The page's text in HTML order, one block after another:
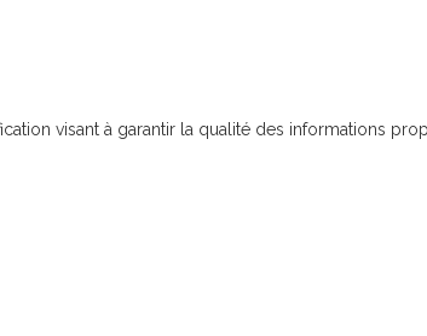
visant à garantir la qualité des informations